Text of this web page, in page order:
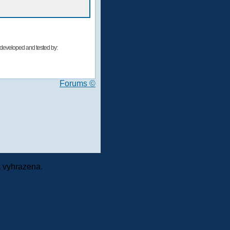
and tested by:
Forums ©
vyhrazena.